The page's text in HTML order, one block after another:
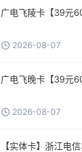
广电飞陵卡【39元
2026-08-07
广电飞晚卡【39元
2026-08-07
【实体卡】浙江电